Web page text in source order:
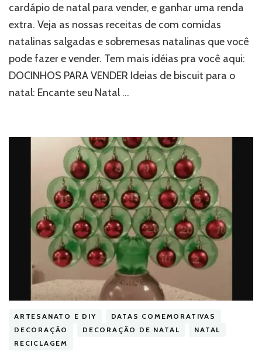
cardápio de natal para vender, e ganhar uma renda
extra. Veja as nossas receitas de com comidas
natalinas salgadas e sobremesas natalinas que você
pode fazer e vender. Tem mais idéias pra você aqui:
DOCINHOS PARA VENDER Ideias de biscuit para o
natal: Encante seu Natal …
ARTESANATO E DIY
DATAS COMEMORATIVAS
DECORAÇÃO
DECORAÇÃO DE NATAL
NATAL
RECICLAGEM